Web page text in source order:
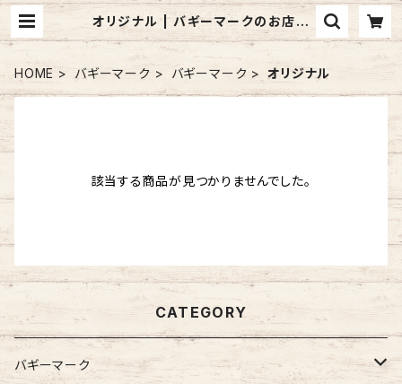
オリジナル | バギーマークのお店
mon mignon pêche
HOME バギーマーク バギーマーク オリジナル
該当する商品が見つかりませんでした。
CATEGORY
バギーマーク